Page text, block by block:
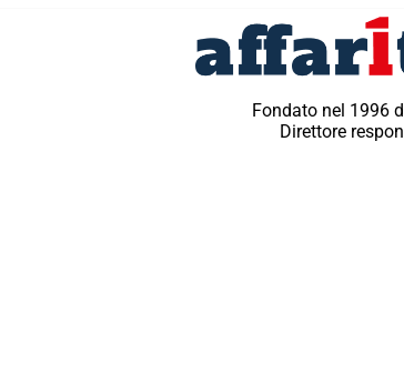
Fondato nel 1996
Direttore